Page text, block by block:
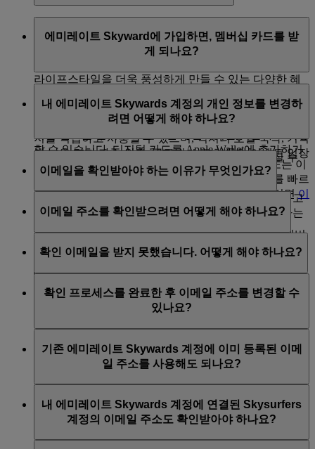
에 빛나는 에미레이트 항공 및 플라이두바이 우대 프로
라이프스타일을 더욱 풍성하게 만들 수 있는 다양한 혜
은 즐거움을 느낄 수 있게 해줍니다. 회원은 에미레이트
항공, 플라이두바이, 제휴 항공사의 항공편에서 마일리
지를 적립하고 사용할 수 있으며, 럭셔리 호텔 숙박, 기억
에 남을 만한 가족 외출, 글로벌 스포츠/문화 이벤트 입장
권 등에도 마일리지를 사용할 수 있습니다.
프로그램과 흥미로운 혜택에 대해 자세히 알아보려면이
페이지를 방문하세요.
에미레이트 Skyward에 가입하면, 멤버십 카드를 받
게 되나요?
멤버십 혜택을 받을 수 있습니다. 에미레이트 항공, 플라
이두바이, 에미레이트 Skywards 제휴사를 이용할 때 멤
할 수 있습니다. 디지털 카드를 Apple Wallet에 추가하거
나, 인쇄해 사본을 소지하거나, 디바이스의 사진 또는 이
미지 라이브러리에 저장해 두면 멤버십 세부정보를 빠르
게 확인할 수 있습니다.
지금디지털 카드를 인쇄 또는 저장
해 두거나, '내 개
요'로 이동하여 빠른 링크까지 아래로 스크롤한 후, 멤버
십 카드를 클릭하세요.
내 에미레이트 Skywards 계정의 개인 정보를 변경하
려면 어떻게 해야 하나요?
언제든 다음과 같은 방법으로 정보를 업데이트하실 수
있습니다.
합니다.
여권 번호, 발급 국가 등 개인정보를 업데이트할 수
앱을 다운로드하고 에미레이트 Skywards 계정에
3개를 탭합니다.
'프로필 편집'을 탭하면 개인 세부정보를 업데이트
또는 편집할 수 있습니다.
이메일을 확인받아야 하는 이유가 무엇인가요?
이메일 확인은 고객이 제공한 이메일 주소가 유효 및 고
유하고, 타 개인 멤버십 계정과 겹치지 않는지 확인하는
남아 있는 계정은 비활성화될 수 있으며, 확인이 완료될
때까지 특정 기능의 사용이 제한될 수 있습니다.
이메일 주소를 확인받으려면 어떻게 해야 하나요?
이메일 주소 옆의 '확인' 옵션을 클릭하세요. 그러면 에미
나면 내 개요 > 내 프로필 관리 > 개인 세부 정보 섹션에
등록된 이메일 옆에 '확인됨' 플래그가 표시됩니다. 이메
일을 통해 전송된 확인 링크는 48시간 후에 만료됩니다.
확인 이메일을 받지 못했습니다. 어떻게 해야 하나요?
크 폴더를 확인하세요. 거기서도 찾을 수 없다면
www.emirates.com 또는 에미레이트 항공 앱에서 에미레
보에서 '확인' 옵션을 찾을 수도 있으며,에미레이트 항공
해 추가 지원을 요청하셔도 됩니다.
확인 프로세스를 완료한 후 이메일 주소를 변경할 수
있나요?
이메일 주소로 변경하실 수 있습니다. 이렇게 변경하시
고 나면 새 이메일 주소를 확인받으셔야 합니다.
기존 에미레이트 Skywards 계정에 이미 등록된 이메
일 주소를 사용해도 되나요?
이메일 주소를 사용해야 합니다. 이메일 주소가 다른 에
미레이트 Skywards 회원과 겹치는 경우, 먼저 고유한 이
내 에미레이트 Skywards 계정에 연결된 Skysurfers
계정의 이메일 주소도 확인받아야 하나요?